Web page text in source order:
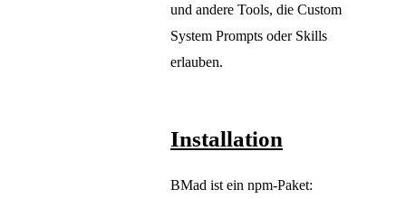
und andere Tools, die Custom
System Prompts oder Skills
erlauben.
Installation
BMad ist ein npm-Paket: